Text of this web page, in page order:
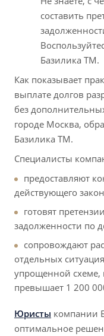
составить
Базилика ТМ.
Как показывает
выплате долгов
без
городе Москва,
Базилика ТМ.
Специалисты
предоставляют
действующего
готовят
задолженности по
сопровождают
отдельных
упрощенной схеме,
превышает 1 200
Юристы компании
оптимальное